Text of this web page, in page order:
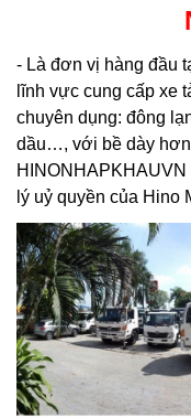
- Là đơn vị hàng đầu
lĩnh vực cung cấp xe
chuyên dụng: đông
dầu…, với bề dày hơn
HINONHAPKHAUVN
lý uỷ quyền của Hino